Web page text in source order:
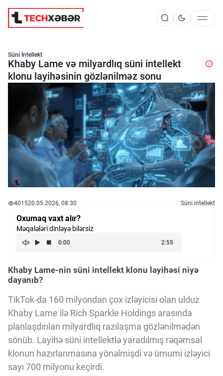
Süni İntellekt
Elm və Kosmos
Texnoloji İnkişaf
İnnovasiya və Startaplar
Robot və Cihazlar
Kriptovalyuta
ÇƏRƏZLƏR SİYASƏTİ
İSTIFADƏ ŞƏRTLƏRİ
MƏXFİLİK SİYASƏTİ
Süni İntellekt
Khaby Lame və milyardlıq süni intellekt
klonu layihəsinin gözlənilməz sonu
401520.05.2026, 08:30 Süni intellekt
Oxumaq vaxt alır?
Məqalələri dinləyə bilərsiz
Khaby Lame-nin süni intellekt klonu layihəsi niyə
dayanıb?
TikTok-da 160 milyondan çox izləyicisi olan ulduz
Khaby Lame ilə Rich Sparkle Holdings arasında
planlaşdırılan milyardlıq razılaşma gözlənilmədən
sönüb. Layihə süni intellektlə yaradılmış rəqəmsal
klonun hazırlanmasına yönəlmişdi və ümumi izləyici
sayı 700 milyonu keçirdi.